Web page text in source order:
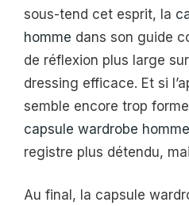
sous-tend cet esprit, la
homme dans son guide
de réflexion plus large
dressing efficace. Et si
semble encore trop
capsule wardrobe
registre plus détendu,
Au final, la capsule